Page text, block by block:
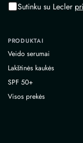
Sutinku su Lecler
PRODUKTAI
Veido serumai
Lakštinės kaukės
SPF 50+
Visos prekės